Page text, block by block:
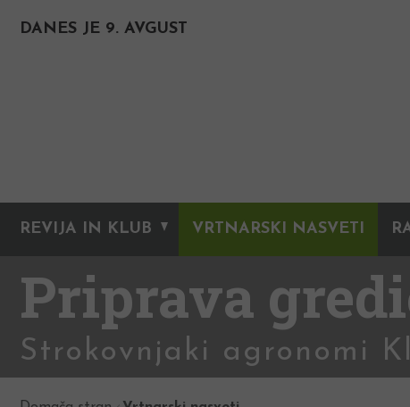
DANES JE 9. AVGUST
REVIJA IN KLUB VRTNARSKI NASVETI
Priprava
Strokovnjaki agronomi